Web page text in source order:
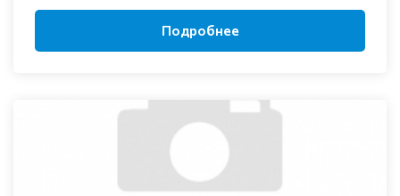
Подробнее